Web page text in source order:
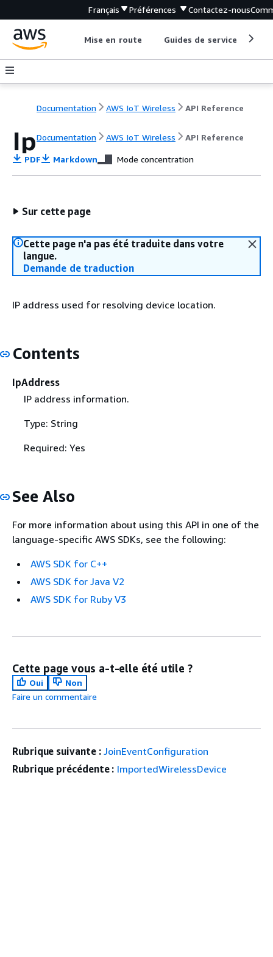
Français Préférences Contactez-nous
Mise en route Guides de service
Documentation AWS IoT Wireless API Reference
Documentation AWS IoT Wireless API Reference
Ip
PDF Markdown Mode concentration
Sur cette page
Cette page n'a pas été traduite dans votre
langue.
Demande de traduction
IP address used for resolving device location.
Contents
IpAddress
IP address information.
Type: String
Required: Yes
See Also
For more information about using this API in one of the
language-specific AWS SDKs, see the following:
AWS SDK for C++
AWS SDK for Java V2
AWS SDK for Ruby V3
Cette page vous a-t-elle été utile ?
Oui
Non
Faire un commentaire
Rubrique suivante : JoinEventConfiguration
Rubrique précédente : ImportedWirelessDevice